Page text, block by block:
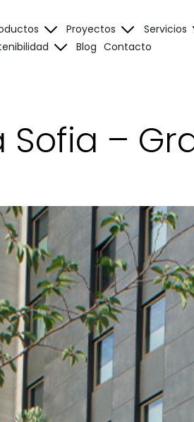
Proyectos
Servicios
Blog Contacto
Sofia –